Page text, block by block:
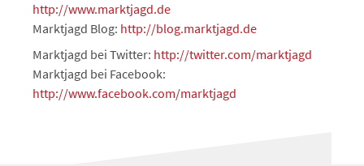
http://www.marktjagd.de
Marktjagd Blog: http://blog.marktjagd.de
Marktjagd bei Twitter: http://twitter.com/marktjagd
Marktjagd bei Facebook:
http://www.facebook.com/marktjagd